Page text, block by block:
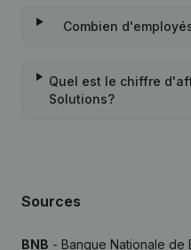
Combien
Quel est le chiffre
Solutions?
Sources
BNB - Banque Nationale de